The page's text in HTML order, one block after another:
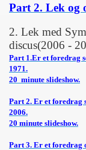
Part 2. Lek og
2. Lek med
discus(2006 -
Part 1.Er et foredrag
1971.
20 minute slideshow.
Part 2. Er et foredrag
2006.
20 minute slideshow.
Part 3. Er et foredrag